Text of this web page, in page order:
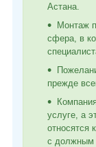
Астана.
Монтаж
сфера, в
прежде
услуге, а
относятся
с должным